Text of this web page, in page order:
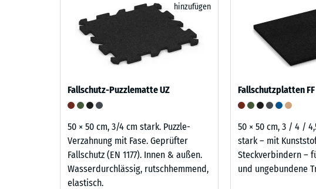
hinzufügen
Fallschutz-Puzzlematte UZ
50 × 50 cm, 3/4 cm stark. Puzzle-
Verzahnung mit Fase. Geprüfter
Fallschutz (EN 1177). Innen & außen.
Wasserdurchlässig, rutschhemmend,
elastisch.
Fallschutzplatten FF
50 × 50 cm, 3 / 4 /
stark – mit
Steckverbindern –
und ungebundene